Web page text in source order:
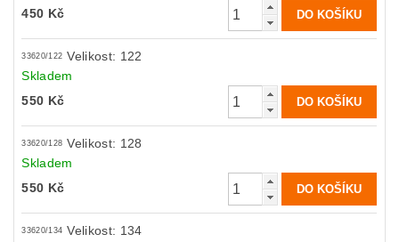
450 Kč
33620/122 Velikost: 122
Skladem
550 Kč
33620/128 Velikost: 128
Skladem
550 Kč
33620/134 Velikost: 134